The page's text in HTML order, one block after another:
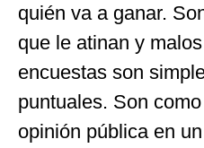
quién va a ganar.
que le atinan y
encuestas son
puntuales. Son
opinión pública en